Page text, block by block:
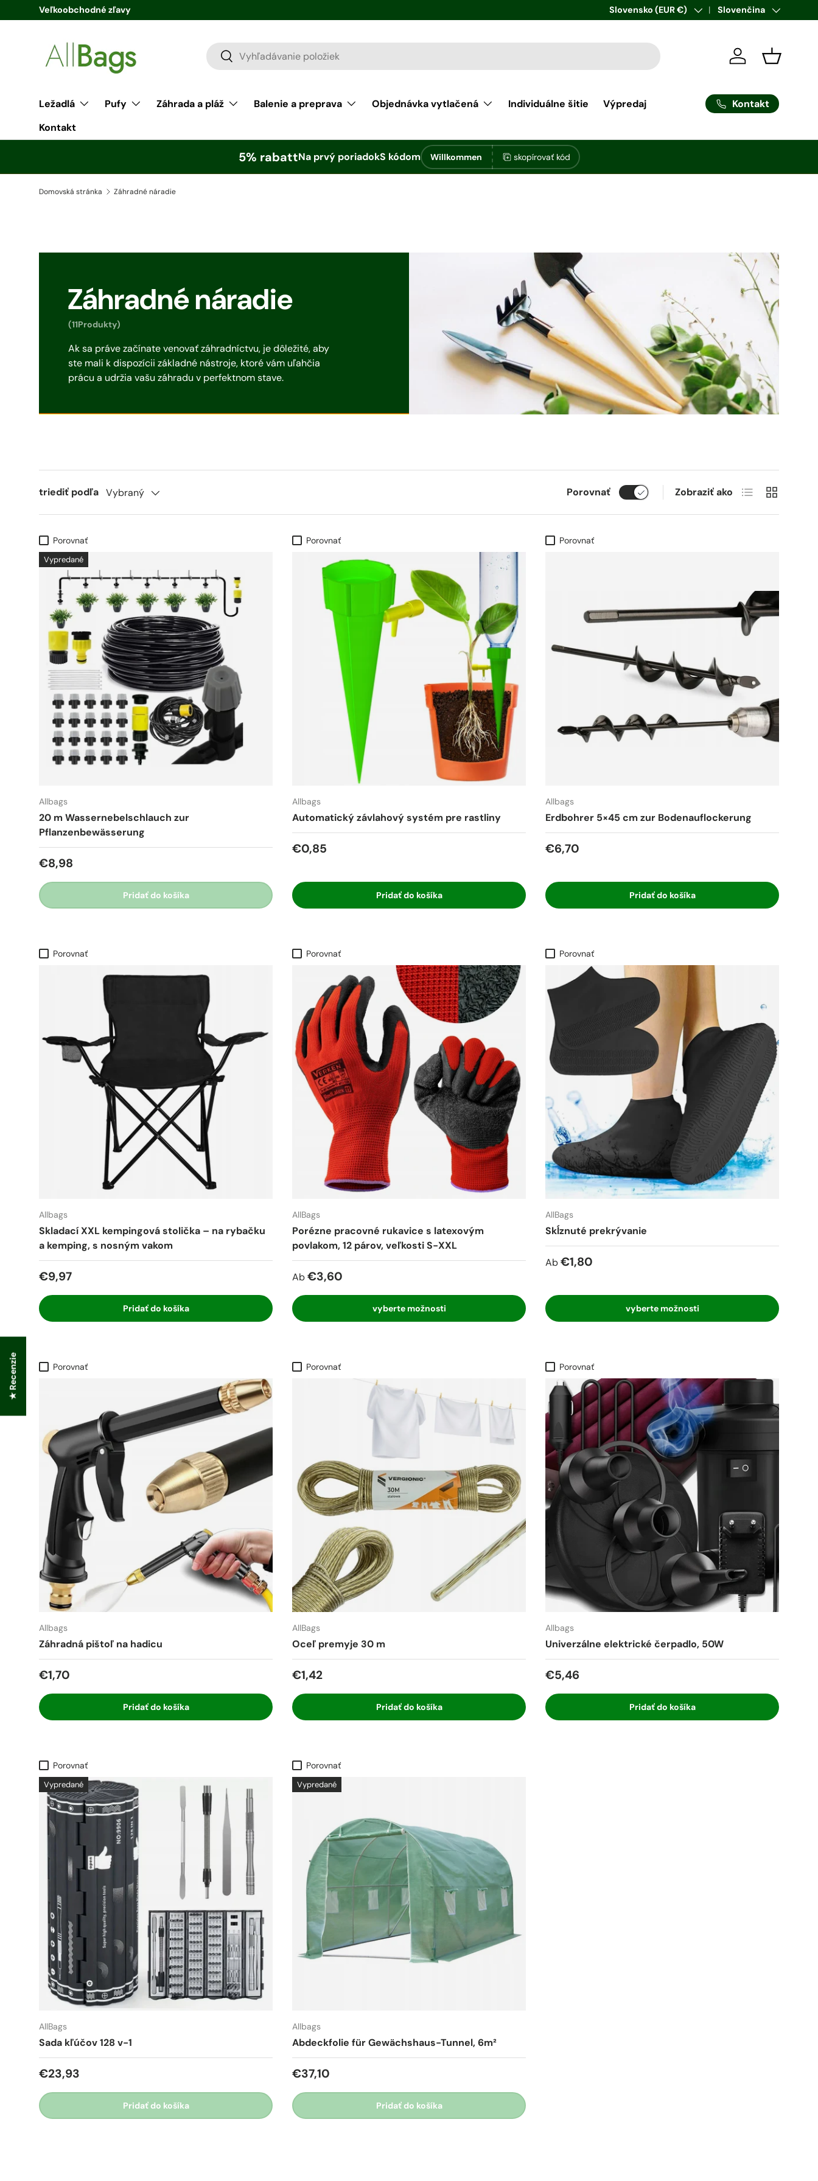
Priamo k obsahu
Veľkoobchodné zľavy Krajina/región
Slovensko (EUR €) JazykSlovenčina
Hľadaj
Hľadaj Prihlásiť saNákupný
Ležadlá Pufy Záhrada a pláž Balenie a preprava Objednávka vytlačená Individuálne šitie
Výpredaj
Kontakt
Kontakt
5% rabattNa prvý poriadokS kódom Willkommen skopírovať kód
Domovská stránka Záhradné náradie
Záhradné náradie
(11Produkty)
Ak sa práve začínate venovať záhradníctvu, je dôležité, aby
ste mali k dispozícii základné nástroje, ktoré vám uľahčia
prácu a udržia vašu záhradu v perfektnom stave.
triediť podľa Vybraný Porovnať Zobraziť ako ZoznamProduct
Porovnať
Vypredané
Allbags
20 m Wassernebelschlauch zur
Pflanzenbewässerung
€8,98
Pridať do košíka
Porovnať
Allbags
Automatický závlahový systém pre rastliny
€0,85
Pridať do košíka
Porovnať
Allbags
Erdbohrer 5×45 cm zur Bodenauflockerung
€6,70
Pridať do košíka
Porovnať
Allbags
Skladací XXL kempingová stolička – na rybačku
a kemping, s nosným vakom
€9,97
Pridať do košíka
Porovnať
AllBags
Porézne pracovné rukavice s latexovým
povlakom, 12 párov, veľkosti S-XXL
Ab€3,60
vyberte možnosti
Porovnať
AllBags
Skĺznuté prekrývanie
Ab€1,80
vyberte možnosti
Porovnať
Allbags
Záhradná pištoľ na hadicu
€1,70
Pridať do košíka
Porovnať
AllBags
Oceľ premyje 30 m
€1,42
Pridať do košíka
Porovnať
Allbags
Univerzálne elektrické čerpadlo, 50W
€5,46
Pridať do košíka
Porovnať
Vypredané
AllBags
Sada kľúčov 128 v-1
€23,93
Pridať do košíka
Porovnať
Vypredané
Allbags
Abdeckfolie für Gewächshaus-Tunnel, 6m²
€37,10
Pridať do košíka
★ Recenzie